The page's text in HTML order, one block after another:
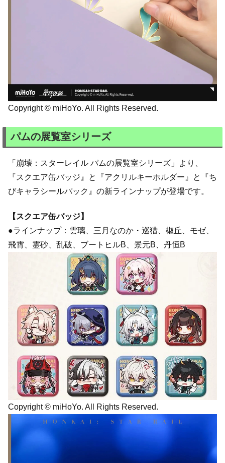
Copyright © miHoYo. All Rights Reserved.
パムの展覧室シリーズ
「崩壊：スターレイル パムの展覧室シリーズ」より、
『スクエア缶バッジ』と『アクリルキーホルダー』と『ち
びキャラシールパック』の新ラインナップが登場です。
【スクエア缶バッジ】
●ラインナップ：雲璃、三月なのか・巡猎、椒丘、モゼ、
飛霄、霊砂、乱破、ブートヒルB、景元B、丹恒B
Copyright © miHoYo. All Rights Reserved.